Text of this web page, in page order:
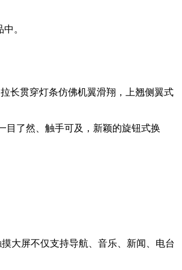
。
长贯穿灯条仿佛机翼滑翔，上翘侧翼式
目了然、触手可及，新颖的旋钮式换
大屏不仅支持导航、音乐、新闻、电台